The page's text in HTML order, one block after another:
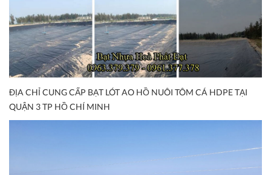
ĐỊA CHỈ CUNG CẤP BẠT LÓT AO HỒ NUÔI TÔM CÁ HDPE TẠI
QUẬN 3 TP HỒ CHÍ MINH